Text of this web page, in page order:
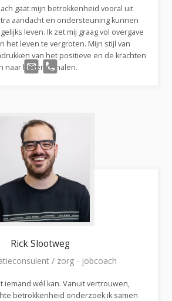
gaat mijn betrokkenheid vooral uit
aandacht en ondersteuning kunnen
leven. Ik zet mij graag vol overgave
het leven te vergroten. Mijn stijl van
van het positieve en de krachten
naar boven te halen.
Rick Slootweg
/ zorg - jobcoach
iemand wél kan. Vanuit vertrouwen,
betrokkenheid onderzoek ik samen